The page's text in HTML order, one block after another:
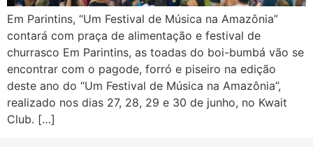
Em Parintins, “Um Festival de Música na Amazônia”
contará com praça de alimentação e festival de
churrasco Em Parintins, as toadas do boi-bumbá vão se
encontrar com o pagode, forró e piseiro na edição
deste ano do “Um Festival de Música na Amazônia”,
realizado nos dias 27, 28, 29 e 30 de junho, no Kwait
Club. […]